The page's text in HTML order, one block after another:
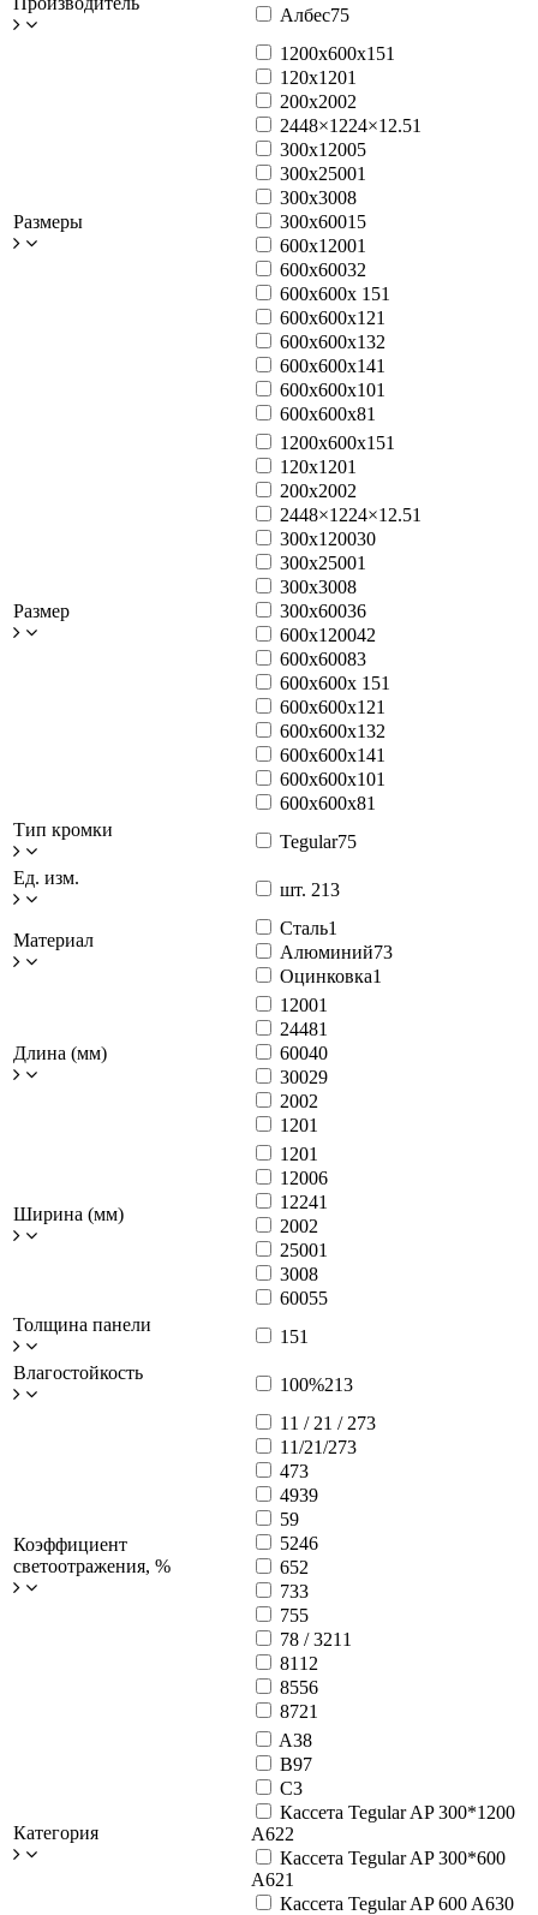
Албес75
Размеры
1200x600x151
120x1201
200x2002
2448×1224×12.51
300x12005
300x25001
300x3008
300x60015
600x12001
600x60032
600x600x 151
600x600x121
600x600x132
600x600x141
600х600х101
600х600х81
Размер
1200x600x151
120x1201
200x2002
2448×1224×12.51
300x120030
300x25001
300x3008
300x60036
600x120042
600x60083
600x600x 151
600x600x121
600x600x132
600x600x141
600х600х101
600х600х81
Тип кромки
Tegular75
Ед. изм.
шт. 213
Материал
Сталь1
Алюминий73
Оцинковка1
Длина (мм)
12001
24481
60040
30029
2002
1201
Ширина (мм)
1201
12006
12241
2002
25001
3008
60055
Толщина панели
151
Влагостойкость
100%213
Коэффициент
светоотражения, %
11 / 21 / 273
11/21/273
473
4939
59
5246
652
733
755
78 / 3211
81 12
8556
8721
Категория
A38
B97
C3
Кассета Tegular AP 300*1200
А622
Кассета Tegular AP 300*600
А621
Кассета Tegular AP 600 A630